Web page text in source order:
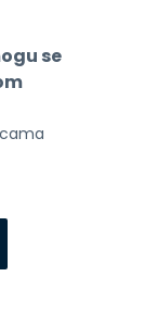
se